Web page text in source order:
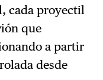
cada proyectil
que
a partir
desde